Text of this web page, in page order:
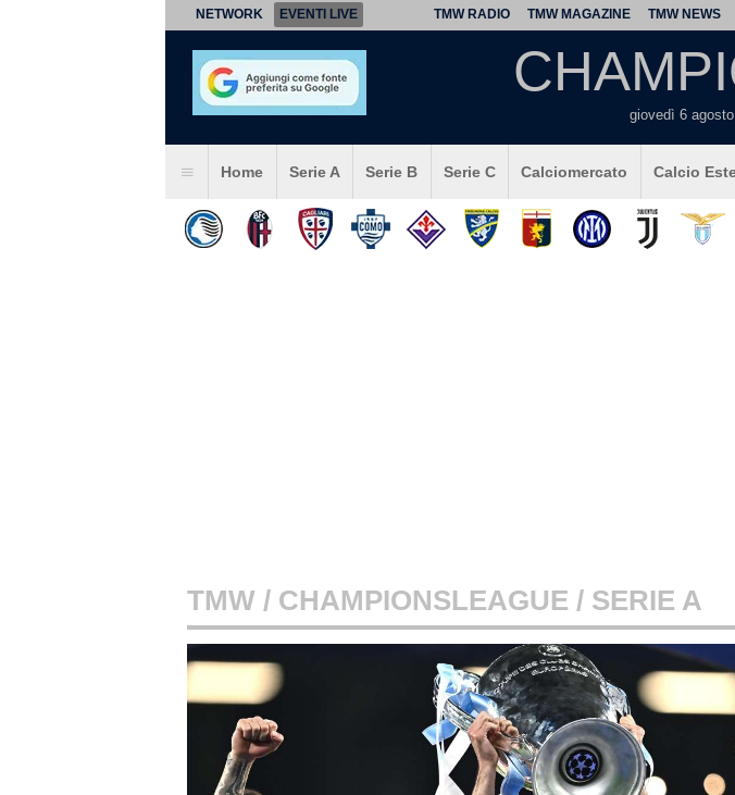
NETWORK EVENTI LIVE TMW RADIO TMW MAGAZINE TMW NEWS
giovedì 6
Home Serie A Serie B Serie C Calciomercato Calcio
TMW / CHAMPIONSLEAGUE / SERIE A